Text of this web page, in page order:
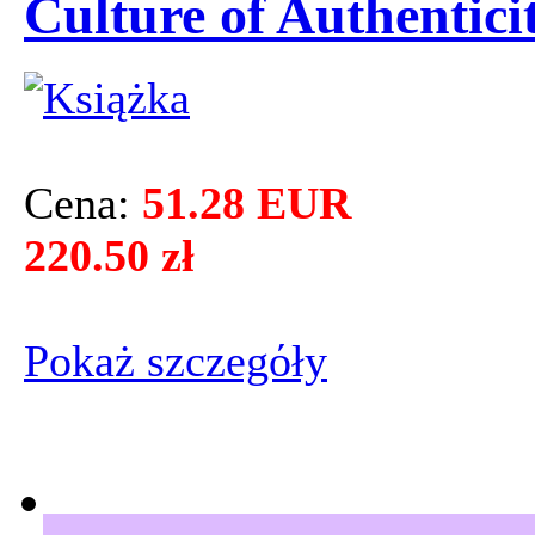
Culture of
Cena: 51.28 EUR
220.50 zł
Pokaż szczegόły